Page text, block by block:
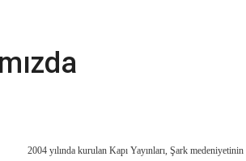
2004 yılında kurulan Kapı Yayınları, Şark